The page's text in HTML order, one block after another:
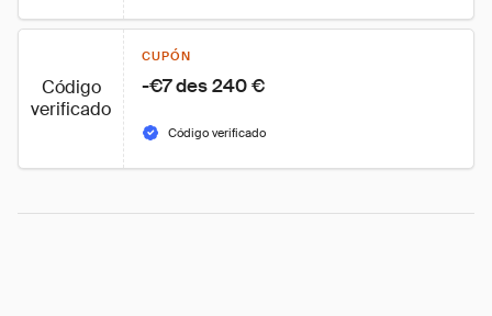
Código
verificado
CUPÓN
-€7 des 240 €
Código verificado